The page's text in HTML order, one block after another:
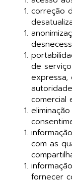
correção
de
expressa,
comercial
com as
fornecer